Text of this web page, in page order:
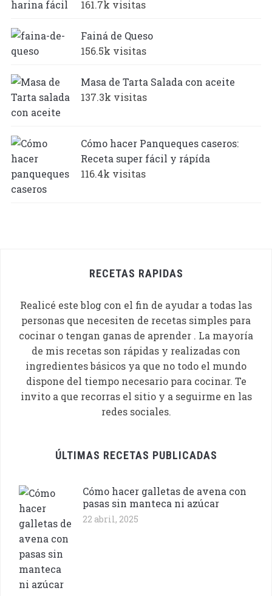
161.7k visitas
Fainá de Queso
156.5k visitas
Masa de Tarta Salada con aceite
137.3k visitas
Cómo hacer Panqueques caseros:
Receta super fácil y rápída
116.4k visitas
RECETAS RAPIDAS
Realicé este blog con el fin de ayudar a todas las
personas que necesiten de recetas simples para
cocinar o tengan ganas de aprender . La mayoría
de mis recetas son rápidas y realizadas con
ingredientes básicos ya que no todo el mundo
dispone del tiempo necesario para cocinar. Te
invito a que recorras el sitio y a seguirme en las
redes sociales.
ÚLTIMAS RECETAS PUBLICADAS
Cómo hacer galletas de avena con
pasas sin manteca ni azúcar
22 abril, 2025